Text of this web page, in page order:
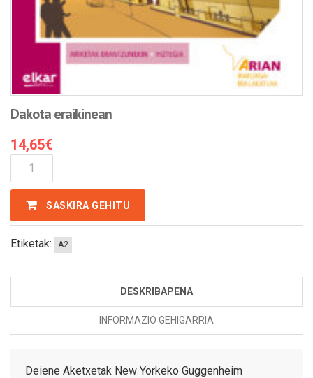
Dakota eraikinean
14,65€
Dakota
Eraikinean
Kantitatea
SASKIRA GEHITU
Etiketak: A2
DESKRIBAPENA
INFORMAZIO GEHIGARRIA
Deiene Aketxetak New Yorkeko Guggenheim